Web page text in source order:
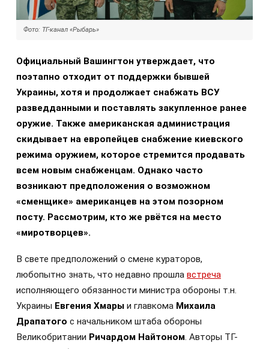
Фото: ТГ-канал «Рыбарь»
Официальный Вашингтон утверждает, что
поэтапно отходит от поддержки бывшей
Украины, хотя и продолжает снабжать ВСУ
разведданными и поставлять закупленное ранее
оружие. Также американская администрация
скидывает на европейцев снабжение киевского
режима оружием, которое стремится продавать
всем новым снабженцам. Однако часто
возникают предположения о возможном
«сменщике» американцев на этом позорном
посту. Рассмотрим, кто же рвётся на место
«миротворцев».
В свете предположений о смене кураторов,
любопытно знать, что недавно прошла встреча
исполняющего обязанности министра обороны т.н.
Украины Евгения Хмары и главкома Михаила
Драпатого с начальником штаба обороны
Великобритании Ричардом Найтоном. Авторы ТГ-